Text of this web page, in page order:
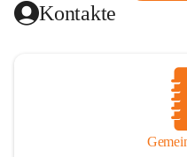
Kontakte